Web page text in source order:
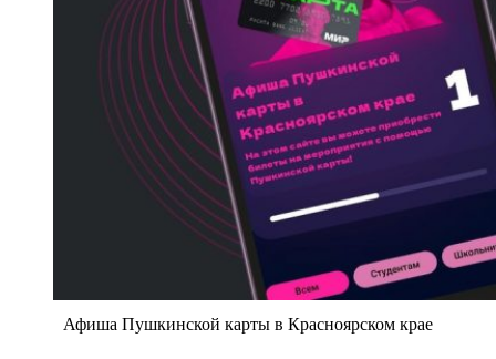
Афиша Пушкинской карты в Красноярском крае